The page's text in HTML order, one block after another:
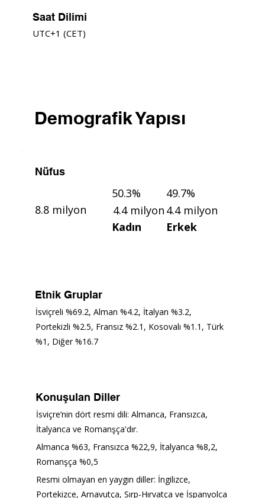
Saat Dilimi
UTC+1 (CET)
Demografik Yapısı
8.8 milyon
50.3%
4.4 milyon
Kadın
49.7%
4.4 milyon
Erkek
Nüfus
Etnik Gruplar
İsviçreli %69.2, Alman %4.2, İtalyan %3.2,
Portekizli %2.5, Fransız %2.1, Kosovalı %1.1, Türk
%1, Diğer %16.7
Konuşulan Diller
İsviçre’nin dört resmi dili: Almanca, Fransızca,
İtalyanca ve Romanşça'dır.
Almanca %63, Fransızca %22,9, İtalyanca %8,2,
Romanşça %0,5
Resmi olmayan en yaygın diller: İngilizce,
Portekizce, Arnavutça, Sırp-Hırvatça ve İspanyolca